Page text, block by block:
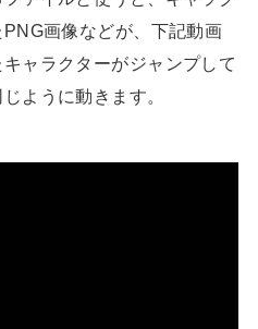
画像などが、下記動画
ャラクターがジャンプして
ように動きます。